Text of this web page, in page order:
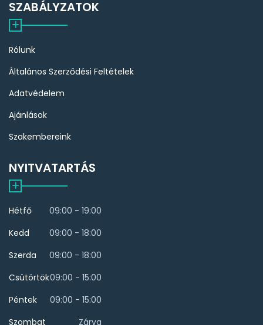
SZABÁLYZATOK
Rólunk
Általános Szerződési Feltételek
Adatvédelem
Ajánlások
Szakembereink
NYITVATARTÁS
Hétfő
09:00 - 19:00
Kedd
09:00 - 18:00
Szerda
09:00 - 18:00
Csütörtök09:00 - 15:00
Péntek
09:00 - 15:00
Szombat
Zárva